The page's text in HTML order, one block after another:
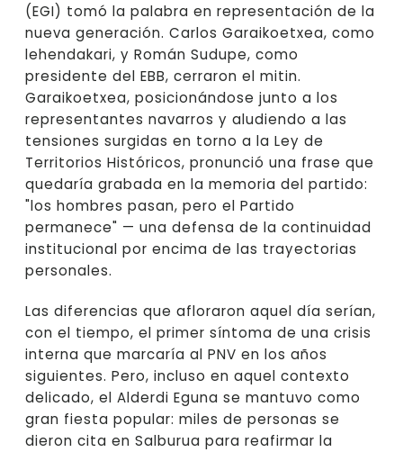
(EGI) tomó la palabra en representación de la
nueva generación. Carlos Garaikoetxea, como
lehendakari, y Román Sudupe, como
presidente del EBB, cerraron el mitin.
Garaikoetxea, posicionándose junto a los
representantes navarros y aludiendo a las
tensiones surgidas en torno a la Ley de
Territorios Históricos, pronunció una frase que
quedaría grabada en la memoria del partido:
"los hombres pasan, pero el Partido
permanece" — una defensa de la continuidad
institucional por encima de las trayectorias
personales.
Las diferencias que afloraron aquel día serían,
con el tiempo, el primer síntoma de una crisis
interna que marcaría al PNV en los años
siguientes. Pero, incluso en aquel contexto
delicado, el Alderdi Eguna se mantuvo como
gran fiesta popular: miles de personas se
dieron cita en Salburua para reafirmar la